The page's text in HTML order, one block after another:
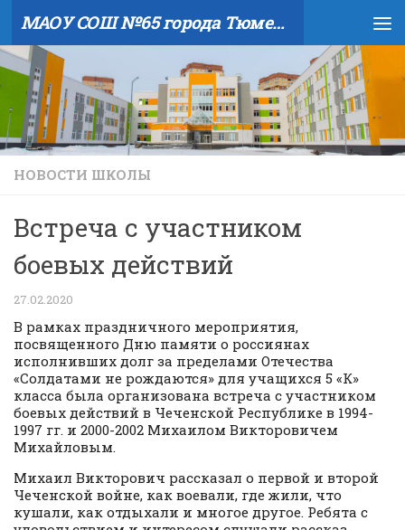
Skip to content МАОУ СОШ №65 города Тюмени
НОВОСТИ ШКОЛЫ
Встреча с участником
боевых действий
27.02.2020
В рамках праздничного мероприятия,
посвященного Дню памяти о россиянах
исполнивших долг за пределами Отечества
«Солдатами не рождаются» для учащихся 5 «К»
класса была организована встреча с участником
боевых действий в Чеченской Республике в 1994-
1997 гг. и 2000-2002 Михаилом Викторовичем
Михайловым.
Михаил Викторович рассказал о первой и второй
Чеченской войне, как воевали, где жили, что
кушали, как отдыхали и многое другое. Ребята с